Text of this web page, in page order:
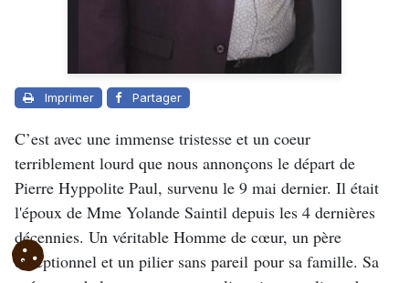
Imprimer Partager
C’est avec une immense tristesse et un coeur
terriblement lourd que nous annonçons le départ de
Pierre Hyppolite Paul, survenu le 9 mai dernier. Il était
l'époux de Mme Yolande Saintil depuis les 4 dernières
décennies. Un véritable Homme de cœur, un père
exceptionnel et un pilier sans pareil pour sa famille. Sa